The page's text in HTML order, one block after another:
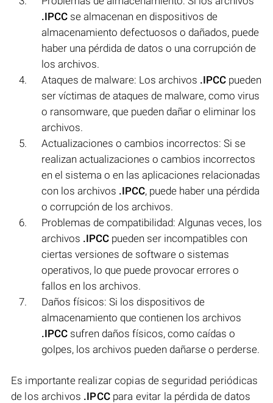
.IPCC se almacenan en dispositivos de
almacenamiento defectuosos o dañados, puede
haber una pérdida de datos o una corrupción de
los archivos.
Ataques de malware: Los archivos .IPCC pueden
ser víctimas de ataques de malware, como virus
o ransomware, que pueden dañar o eliminar los
archivos.
Actualizaciones o cambios incorrectos: Si se
realizan actualizaciones o cambios incorrectos
en el sistema o en las aplicaciones relacionadas
con los archivos .IPCC, puede haber una pérdida
o corrupción de los archivos.
Problemas de compatibilidad: Algunas veces, los
archivos .IPCC pueden ser incompatibles con
ciertas versiones de software o sistemas
operativos, lo que puede provocar errores o
fallos en los archivos.
Daños físicos: Si los dispositivos de
almacenamiento que contienen los archivos
.IPCC sufren daños físicos, como caídas o
golpes, los archivos pueden dañarse o perderse.
Es importante realizar copias de seguridad periódicas
de los archivos .IPCCpara evitar la pérdida de datos